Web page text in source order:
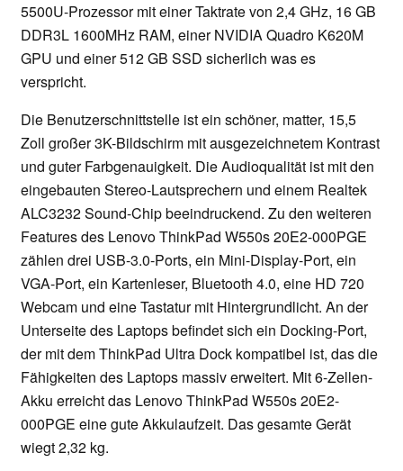
5500U-Prozessor mit einer Taktrate von 2,4 GHz, 16 GB
DDR3L 1600MHz RAM, einer NVIDIA Quadro K620M
GPU und einer 512 GB SSD sicherlich was es
verspricht.
Die Benutzerschnittstelle ist ein schöner, matter, 15,5
Zoll großer 3K-Bildschirm mit ausgezeichnetem Kontrast
und guter Farbgenauigkeit. Die Audioqualität ist mit den
eingebauten Stereo-Lautsprechern und einem Realtek
ALC3232 Sound-Chip beeindruckend. Zu den weiteren
Features des Lenovo ThinkPad W550s 20E2-000PGE
zählen drei USB-3.0-Ports, ein Mini-Display-Port, ein
VGA-Port, ein Kartenleser, Bluetooth 4.0, eine HD 720
Webcam und eine Tastatur mit Hintergrundlicht. An der
Unterseite des Laptops befindet sich ein Docking-Port,
der mit dem ThinkPad Ultra Dock kompatibel ist, das die
Fähigkeiten des Laptops massiv erweitert. Mit 6-Zellen-
Akku erreicht das Lenovo ThinkPad W550s 20E2-
000PGE eine gute Akkulaufzeit. Das gesamte Gerät
wiegt 2,32 kg.